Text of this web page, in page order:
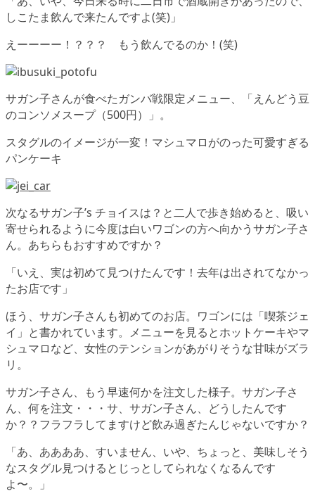
しこたま飲んで来たんですよ(笑)」
えーーーー！？？？ もう飲んでるのか！(笑)
サガン子さんが食べたガンバ戦限定メニュー、「えんどう豆
のコンソメスープ（500円）」。
スタグルのイメージが一変！マシュマロがのった可愛すぎる
パンケーキ
次なるサガン子’s チョイスは？と二人で歩き始めると、吸い
寄せられるように今度は白いワゴンの方へ向かうサガン子さ
ん。あちらもおすすめですか？
「いえ、実は初めて見つけたんです！去年は出されてなかっ
たお店です」
ほう、サガン子さんも初めてのお店。ワゴンには「喫茶ジェ
イ」と書かれています。メニューを見るとホットケーキやマ
シュマロなど、女性のテンションがあがりそうな甘味がズラ
リ。
サガン子さん、もう早速何かを注文した様子。サガン子さ
ん、何を注文・・・サ、サガン子さん、どうしたんです
か？？フラフラしてますけど飲み過ぎたんじゃないですか？
「あ、ああああ、すいません、いや、ちょっと、美味しそう
なスタグル見つけるとじっとしてられなくなるんです
よ〜。」